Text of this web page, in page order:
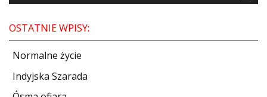
PATRONATY
OSTATNIE WPISY:
Normalne życie
Indyjska Szarada